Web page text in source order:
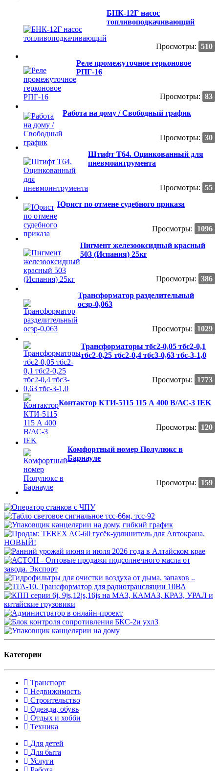
БНК-12Г насос
топливоподкачивающий
Просмотры: 510
Реле промежуточное герконовое
РПГ-16
Просмотры: 83
Работа на дому / Свободный график
Просмотры: 30
Штифт T64. Оцинкованный для
пневмоинтрумента
Просмотры: 55
Юрист по отмене судебного приказа
Просмотры:
1096
Пигмент железооксидный красный
503 (Испания) 25кг
Просмотры: 386
Трансформатор разделительный
осзр-0,063
Просмотры: 1029
Трансформаторы тбс2-0,05 тбс2-0,1
тбс2-0,25 тбс2-0,4 тбс3-0,63 тбс-3-1,0
Просмотры: 1773
Контактор КТИ-5115 115 А 400 В/АС-3 IEK
Просмотры: 120
Комфортный номер Полулюкс в
Барнауле
Просмотры: 159
Категории
Транспорт
Недвижимость
Строительство
Одежда, обувь
Отдых и хобби
Техника
Для детей
Для быта
Услуги